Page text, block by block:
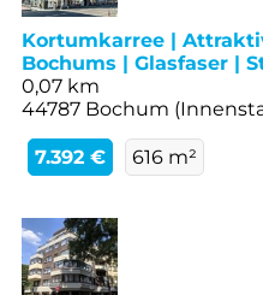
Kortumkarree |
Bochums | Glasfaser |
0,07 km
44787 Bochum
7.392 € 616 m²